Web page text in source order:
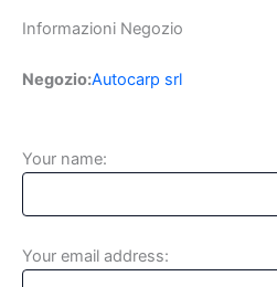
Informazioni Negozio
Negozio:Autocarp srl
Your name:
Your email address: